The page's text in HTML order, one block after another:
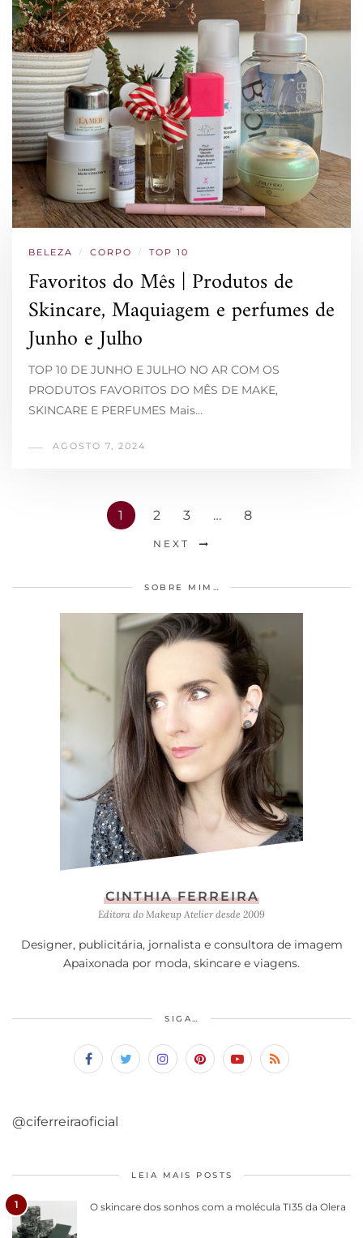
BELEZA / CORPO / TOP 10
Favoritos do Mês | Produtos de
Skincare, Maquiagem e perfumes de
Junho e Julho
TOP 10 DE JUNHO E JULHO NO AR COM OS
PRODUTOS FAVORITOS DO MÊS DE MAKE,
SKINCARE E PERFUMES Mais…
AGOSTO 7, 2024
1 2 3 … 8
NEXT
SOBRE MIM…
CINTHIA FERREIRA
Editora do Makeup Atelier desde 2009
Designer, publicitária, jornalista e consultora de imagem
Apaixonada por moda, skincare e viagens.
SIGA…
@ciferreiraoficial
LEIA MAIS POSTS
1 O skincare dos sonhos com a molécula TI35 da Olera